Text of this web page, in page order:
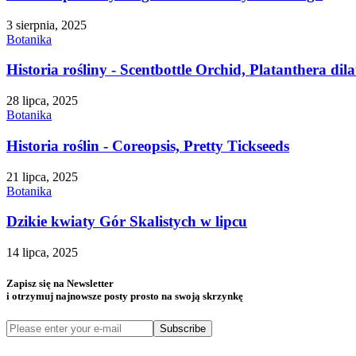
3 sierpnia, 2025
Botanika
Historia rośliny - Scentbottle Orchid, Platanthera
28 lipca, 2025
Botanika
Historia roślin - Coreopsis, Pretty Tickseeds
21 lipca, 2025
Botanika
Dzikie kwiaty Gór Skalistych w lipcu
14 lipca, 2025
Zapisz się na Newsletter
i otrzymuj najnowsze posty prosto na swoją skrzynkę
Subscribe